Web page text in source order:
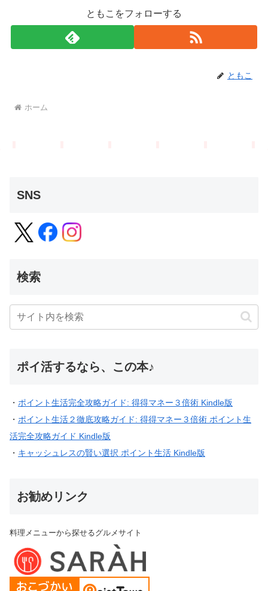
ともこをフォローする
ともこ
ホーム
SNS
検索
ポイ活するなら、この本♪
・ ポイント生活完全攻略ガイド: 得得マネー３倍術 Kindle版
・ ポイント生活２徹底攻略ガイド: 得得マネー３倍術 ポイント生
活完全攻略ガイド Kindle版
・ キャッシュレスの賢い選択 ポイント生活 Kindle版
お勧めリンク
料理メニューから探せるグルメサイト